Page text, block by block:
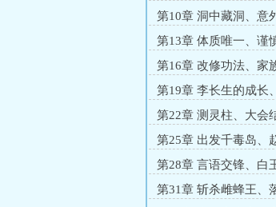
第10章 洞中藏洞、意
第13章 体质唯一、谨
第16章 改修功法、家
第19章 李长生的成长
第22章 测灵柱、大会
第25章 出发千毒岛、
第28章 言语交锋、白
第31章 斩杀雌蜂王、